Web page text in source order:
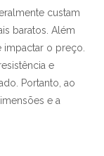
custam
baratos. Além
impactar o preço.
e
Portanto, ao
e a